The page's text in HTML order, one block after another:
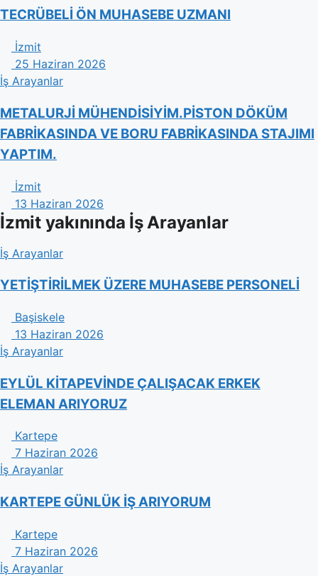
TECRÜBELİ ÖN MUHASEBE UZMANI
İzmit
25 Haziran 2026
İş Arayanlar
METALURJİ MÜHENDİSİYİM.PİSTON DÖKÜM
FABRİKASINDA VE BORU FABRİKASINDA STAJIMI
YAPTIM.
İzmit
13 Haziran 2026
İzmit yakınında İş Arayanlar
İş Arayanlar
YETİŞTİRİLMEK ÜZERE MUHASEBE PERSONELİ
Başiskele
13 Haziran 2026
İş Arayanlar
EYLÜL KİTAPEVİNDE ÇALIŞACAK ERKEK
ELEMAN ARIYORUZ
Kartepe
7 Haziran 2026
İş Arayanlar
KARTEPE GÜNLÜK İŞ ARIYORUM
Kartepe
7 Haziran 2026
İş Arayanlar